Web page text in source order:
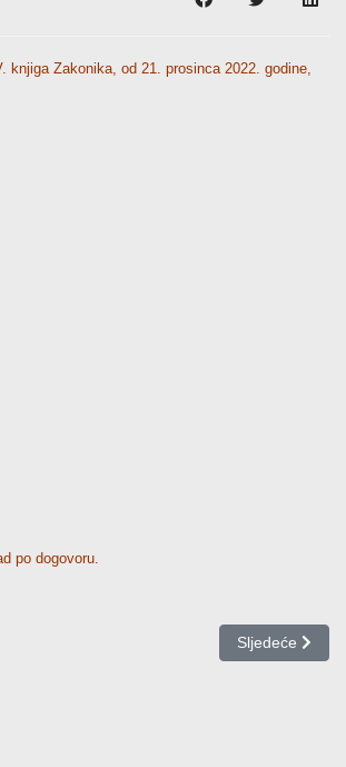
knjiga Zakonika, od 21. prosinca 2022. godine,
po dogovoru.
Rezultati kolokvija od 25. siječnja 2023.
Sljedeći
Sljedeće